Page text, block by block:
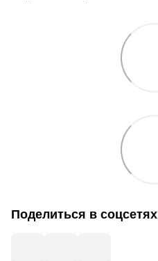
Поделиться в соцсетях